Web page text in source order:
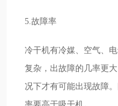
5.故障率
冷干机有冷媒、空气、
复杂，出故障的几率更
况下才有可能出现故障